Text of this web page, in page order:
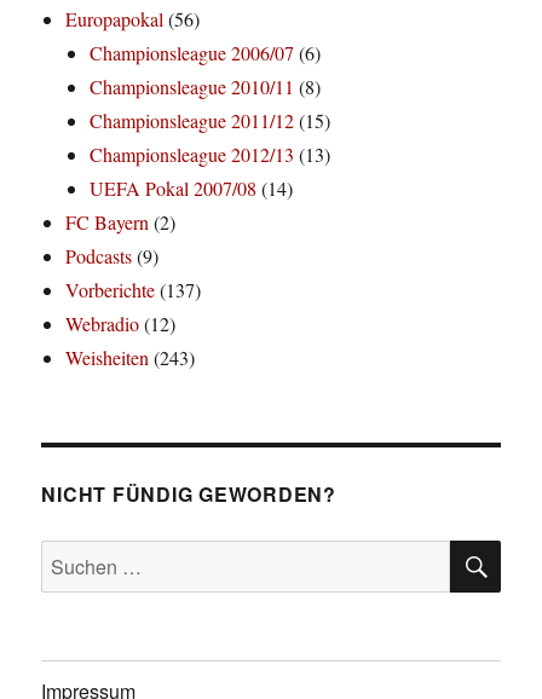
Europapokal(56)
Championsleague 2006/07 (6)
Championsleague 2010/11 (8)
Championsleague 2011/12(15)
Championsleague 2012/13 (13)
UEFA Pokal 2007/08 (14)
FC Bayern(2)
Podcasts(9)
Vorberichte(137)
Webradio(12)
Weisheiten(243)
NICHT FÜNDIG GEWORDEN?
Suchen
nach:
Impressum